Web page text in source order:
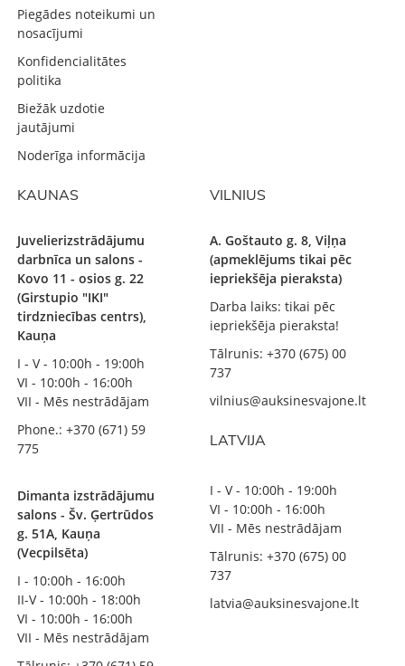
Piegādes noteikumi un
nosacījumi
Konfidencialitātes
politika
Biežāk uzdotie
jautājumi
Noderīga informācija
KAUNAS
Juvelierizstrādājumu
darbnīca un salons -
Kovo 11 - osios g. 22
(Girstupio "IKI"
tirdzniecības centrs),
Kauņa
I - V - 10:00h - 19:00h
VI - 10:00h - 16:00h
VII - Mēs nestrādājam
Phone.: +370 (671) 59
775
Dimanta izstrādājumu
salons - Šv. Ģertrūdos
g. 51A, Kauņa
(Vecpilsēta)
I - 10:00h - 16:00h
II-V - 10:00h - 18:00h
VI - 10:00h - 16:00h
VII - Mēs nestrādājam
VILNIUS
A. Goštauto g. 8, Viļņa
(apmeklējums tikai pēc
iepriekšēja pieraksta)
Darba laiks: tikai pēc
iepriekšēja pieraksta!
Tālrunis: +370 (675) 00
737
vilnius@auksinesvajone.lt
LATVIJA
I - V - 10:00h - 19:00h
VI - 10:00h - 16:00h
VII - Mēs nestrādājam
Tālrunis: +370 (675) 00
737
latvia@auksinesvajone.lt